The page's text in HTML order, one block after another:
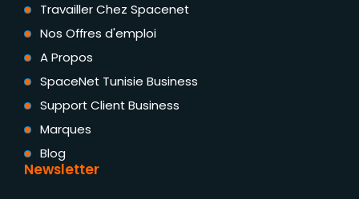
Travailler Chez Spacenet
Nos Offres d'emploi
A Propos
SpaceNet Tunisie Business
Support Client Business
Marques
Blog
Newsletter